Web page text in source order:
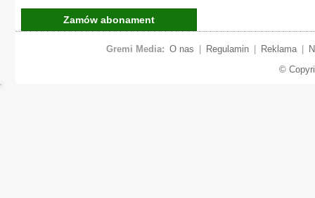
Zamów abonament
Gremi Media: O nas Regulamin Reklama
©